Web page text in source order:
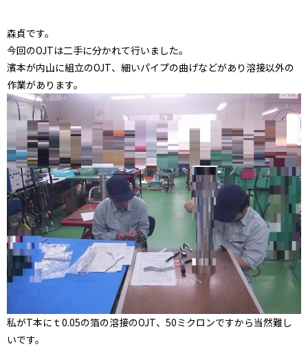
森貞です。
今回のOJTは二手に分かれて行いました。
濱本が内山に組立のOJT、細いパイプの曲げなどがあり溶接以外の
作業があります。
私がT本にｔ0.05の箔の溶接のOJT、50ミクロンですから当然難し
いです。